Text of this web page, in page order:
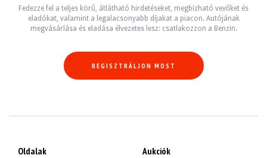
Fedezze fel a teljes körű, átlátható hirdetéseket, megbízható vevőket és
eladókat, valamint a legalacsonyabb díjakat a piacon. Autójának
megvásárlása és eladása élvezetes lesz: csatlakozzon a Benzin.
REGISZTRÁLJON MOST
Oldalak Aukciók